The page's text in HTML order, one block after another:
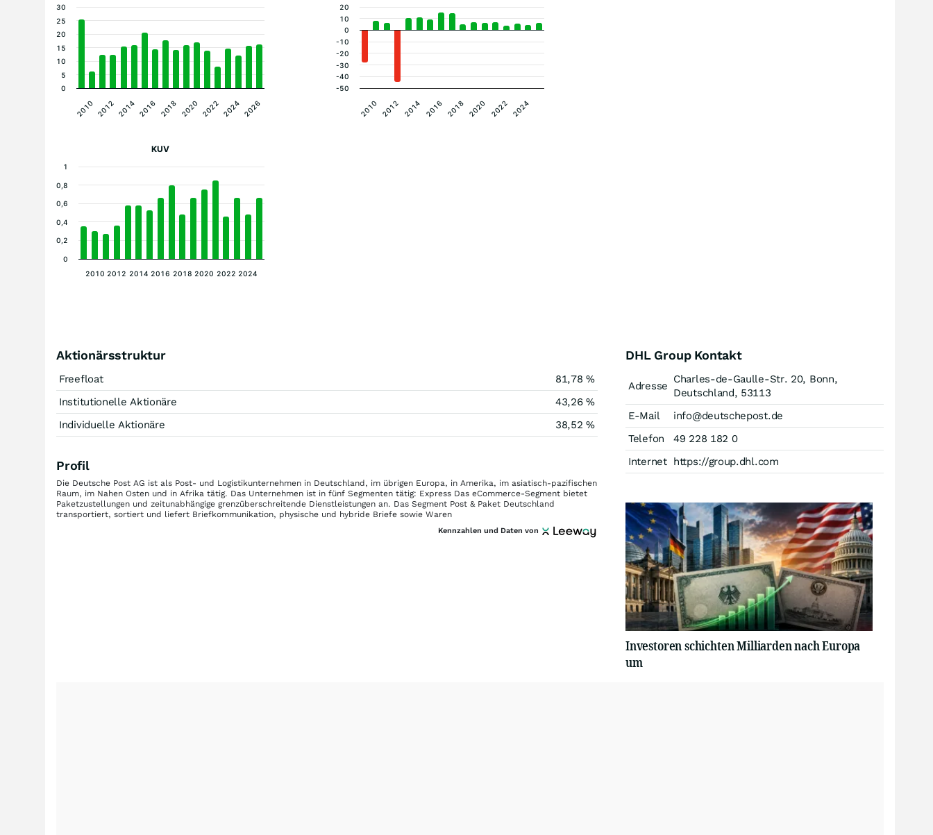
2010 2012 2014 2016 2018 2020 2022 2024 2026
0
5
10
15
20
25
30
2010 2012 2014 2016 2018 2020 2022 2024
-50
-40
-30
-20
-10
0
10
20
KUV
2010 2012 2014 2016 2018 2020 2022 2024
0
0,2
0,4
0,6
0,8
1
Aktionärsstruktur
Freefloat
81,78 %
Institutionelle Aktionäre
43,26 %
Individuelle Aktionäre
38,52 %
Profil
Die Deutsche Post AG ist als Post- und Logistikunternehmen in Deutschland, im übrigen Europa, in Amerika, im asiatisch-pazifischen
Raum, im Nahen Osten und in Afrika tätig. Das Unternehmen ist in fünf Segmenten tätig: Express Das eCommerce-Segment bietet
Paketzustellungen und zeitunabhängige grenzüberschreitende Dienstleistungen an. Das Segment Post & Paket Deutschland
transportiert, sortiert und liefert Briefkommunikation, physische und hybride Briefe sowie Waren
Kennzahlen und Daten von
DHL Group Kontakt
Adresse
Charles-de-Gaulle-Str. 20, Bonn,
Deutschland, 53113
E-Mail
info@deutschepost.de
Telefon
49 228 182 0
Internet https://group.dhl.com
Investoren schichten Milliarden nach Europa
um